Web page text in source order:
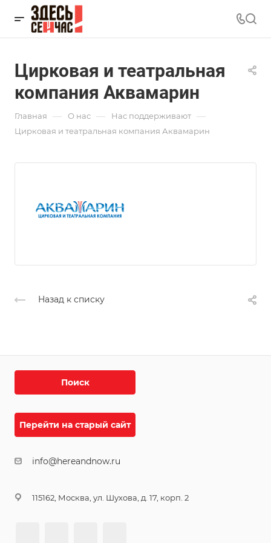
Цирковая и театральная
компания Аквамарин
Главная — О нас — Нас поддерживают —
Цирковая и театральная компания Аквамарин
Назад к списку
Поиск
Перейти на старый сайт
info@hereandnow.ru
115162, Москва, ул. Шухова, д. 17, корп. 2